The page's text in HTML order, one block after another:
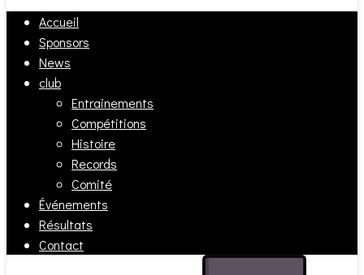
Accueil
Sponsors
News
club
Entrainements
Compétitions
Histoire
Records
Comité
Événements
Résultats
Contact